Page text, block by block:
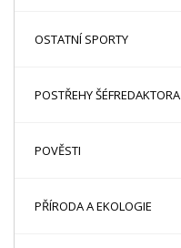
OSTATNÍ SPORTY
POSTŘEHY ŠÉFREDAKTORA
POVĚSTI
PŘÍRODA A EKOLOGIE